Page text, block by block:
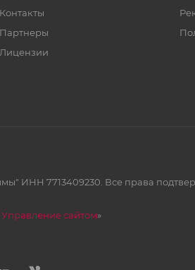
Контакты
Партнеры
Лицензии
ИНН 7713409230. Все права
Управление сайтом»